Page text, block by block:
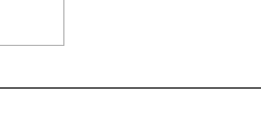
als je wilt veranderen)